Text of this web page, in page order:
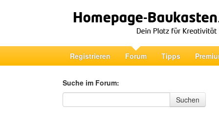
Registrieren Forum Tipps
Suche im Forum:
Suche im Forum
Suchen